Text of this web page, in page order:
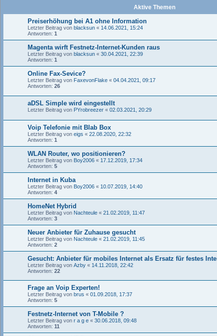
Aktive Themen
Preiserhöhung bei A1 ohne Information
Letzter Beitrag von blacksun « 14.06.2021, 15:24
Antworten: 1
Magenta wirft Festnetz-Internet-Kunden raus
Letzter Beitrag von blacksun « 30.04.2021, 22:39
Antworten: 1
Online Fax-Sevice?
Letzter Beitrag von FaxevonFlake « 04.04.2021, 09:17
Antworten: 26
aDSL Simple wird eingestellt
Letzter Beitrag von PYrobreezer « 02.03.2021, 20:29
Voip Telefonie mit Blab Box
Letzter Beitrag von eigs « 22.08.2020, 22:32
Antworten: 1
WLAN Router, wo positionieren?
Letzter Beitrag von Boy2006 « 17.12.2019, 17:34
Antworten: 5
Internet in Kuba
Letzter Beitrag von Boy2006 « 10.07.2019, 14:40
Antworten: 4
HomeNet Hybrid
Letzter Beitrag von Nachteule « 21.02.2019, 11:47
Antworten: 3
Neuer Anbieter für Zuhause gesucht
Letzter Beitrag von Nachteule « 21.02.2019, 11:45
Antworten: 2
Gesucht: Anbieter für mobiles Internet als Ersatz für festes
Letzter Beitrag von Azby « 14.11.2018, 22:42
Antworten: 22
Frage an Voip Experten!
Letzter Beitrag von brus « 01.09.2018, 17:37
Antworten: 5
Festnetz-Internet von T-Mobile ?
Letzter Beitrag von r a g e « 30.06.2018, 09:48
Antworten: 11